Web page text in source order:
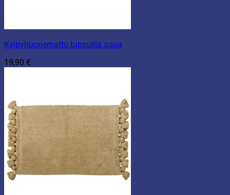
Kylpyhuonematto tupsuilla aqua
19,90 €